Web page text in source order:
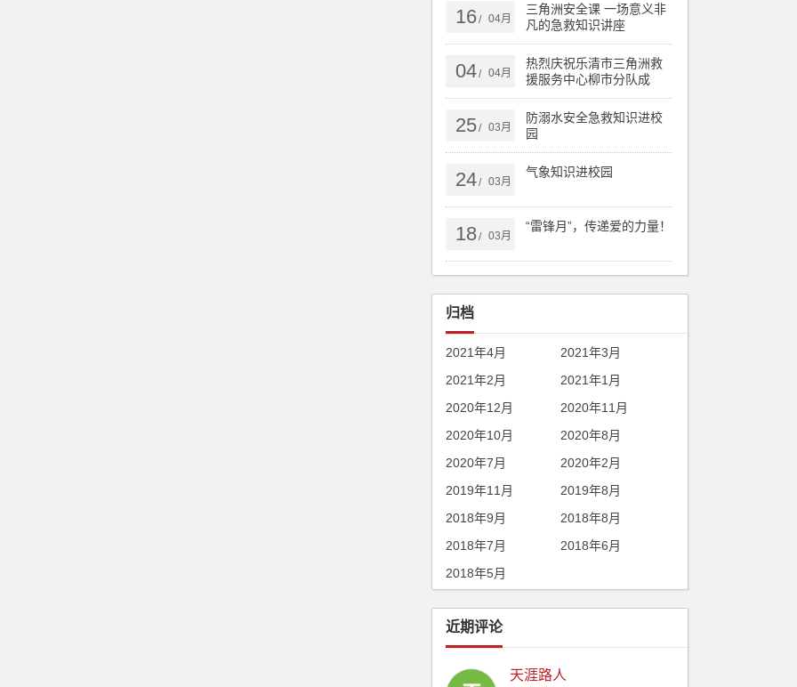
16/ 04月
三角洲安全课 一场意义非
凡的急救知识讲座
04/ 04月
热烈庆祝乐清市三角洲救
援服务中心柳市分队成
立！
25/ 03月
防溺水安全急救知识进校
园
24/ 03月
气象知识进校园
18/ 03月
“雷锋月”，传递爱的力量！
归档
2021年4月
2021年3月
2021年2月
2021年1月
2020年12月
2020年11月
2020年10月
2020年8月
2020年7月
2020年2月
2019年11月
2019年8月
2018年9月
2018年8月
2018年7月
2018年6月
2018年5月
近期评论
天涯路人